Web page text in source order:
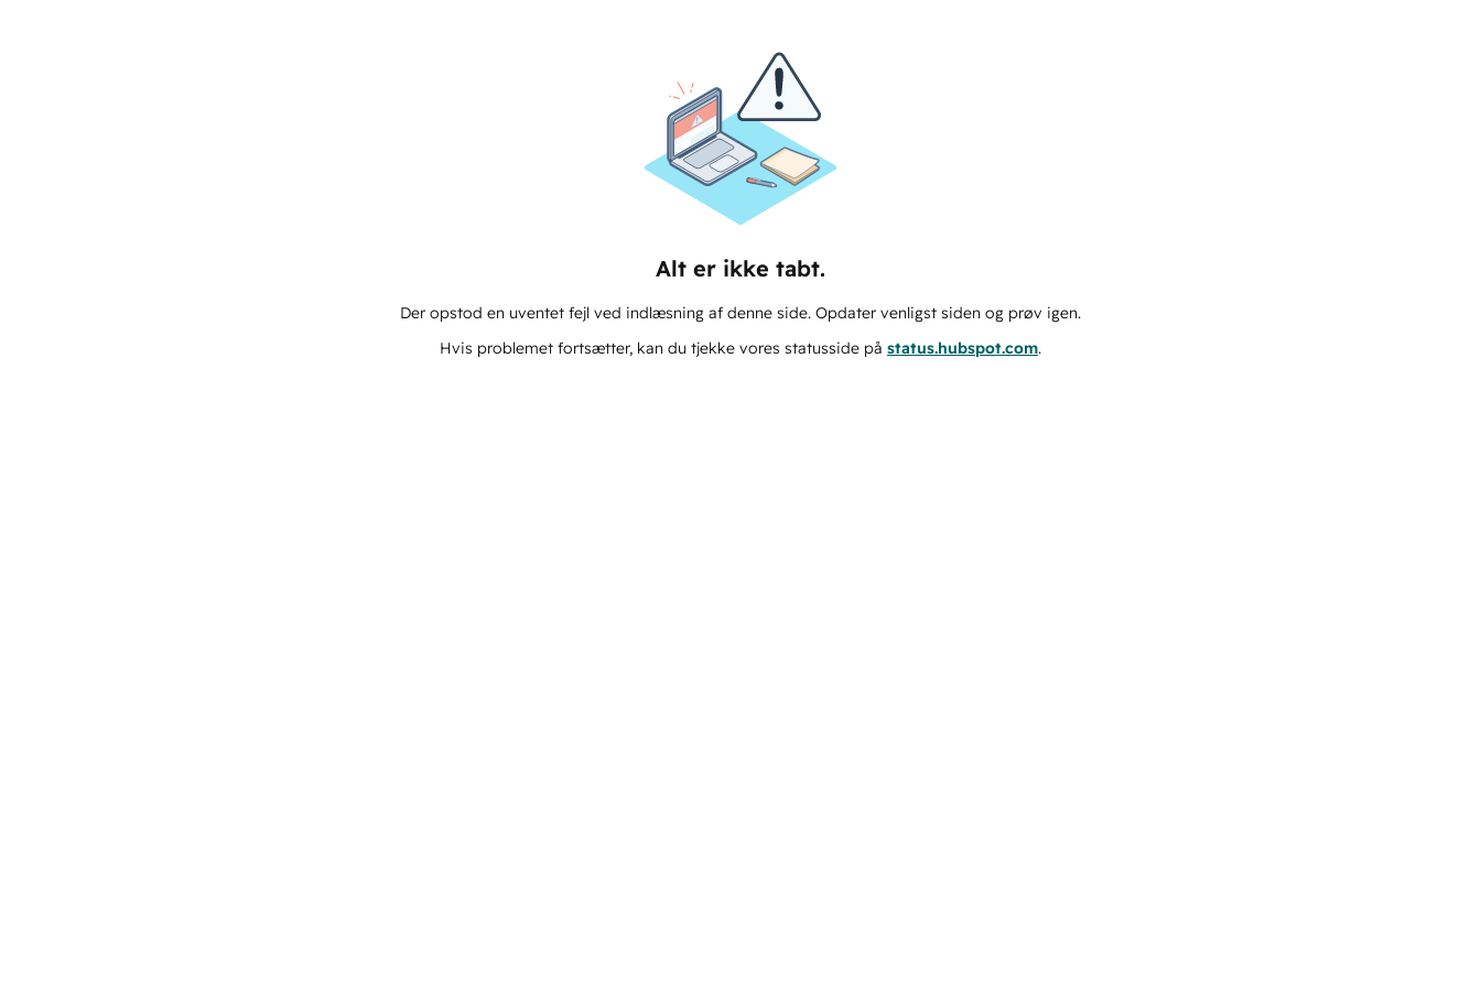
Alt er ikke tabt.
Der opstod en uventet fejl ved indlæsning af denne side. Opdater venligst siden og prøv igen.
Hvis problemet fortsætter, kan du tjekke vores statusside på status.hubspot.com.